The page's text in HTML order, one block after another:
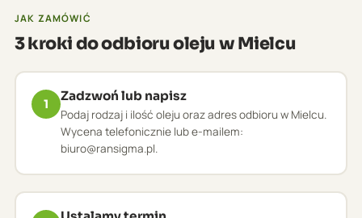
JAK ZAMÓWIĆ
3 kroki do odbioru oleju w Mielcu
1
Zadzwoń lub napisz
Podaj rodzaj i ilość oleju oraz adres odbioru w Mielcu.
Wycena telefonicznie lub e-mailem:
biuro@ransigma.pl.